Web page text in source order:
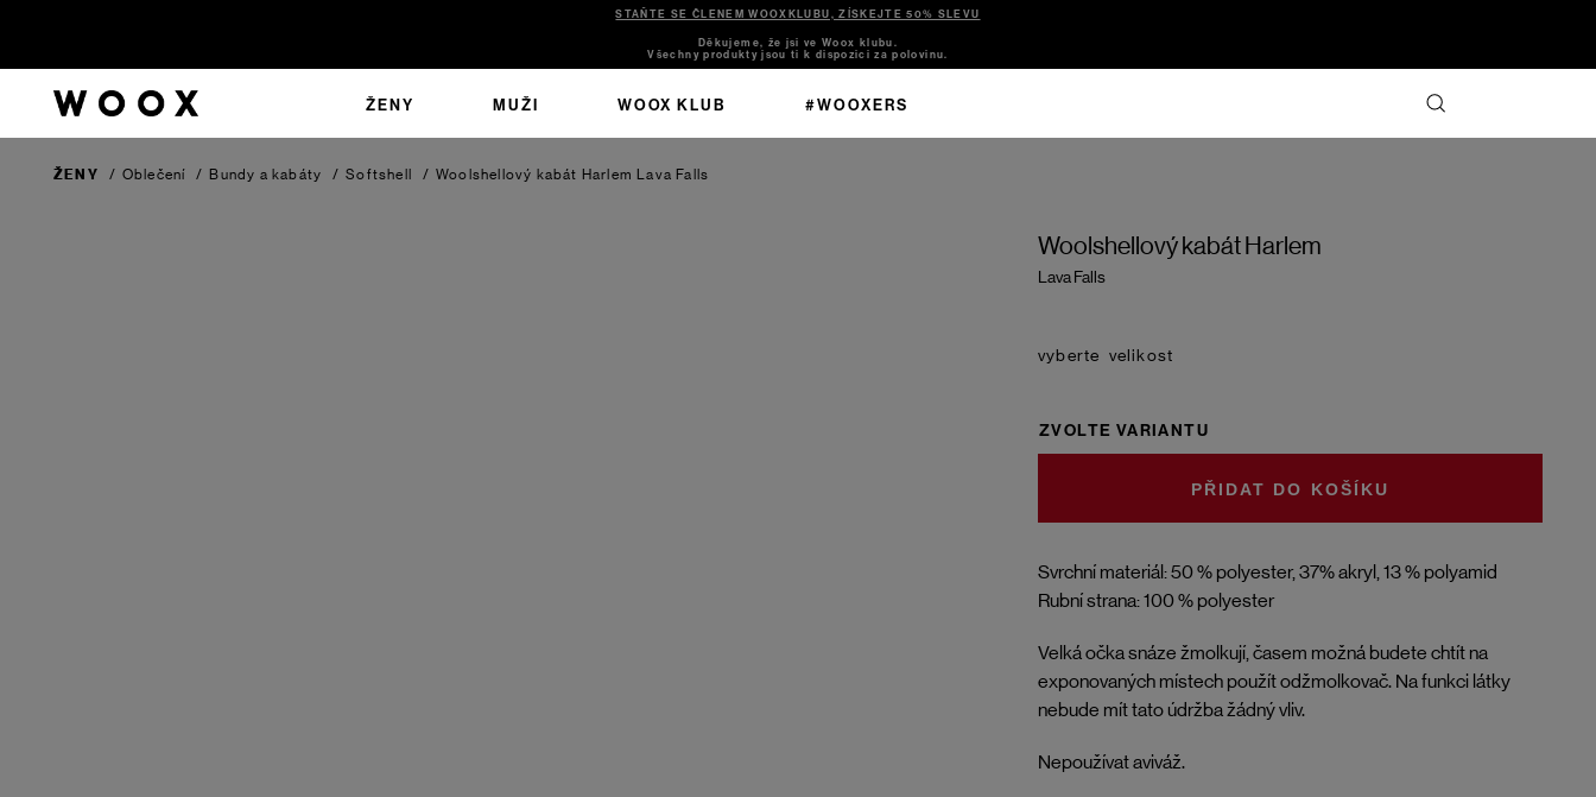
STAŇTE SE ČLENEM WOOXKLUBU, ZÍSKEJTE 50% SLEVU
Děkujeme, že jsi ve Woox klubu.
Všechny produkty jsou ti k dispozici za polovinu.
ŽENY MUŽI WOOX KLUB #WOOXERS
ŽENY / Oblečení / Bundy a kabáty / Softshell / Woolshellový kabát Harlem Lava Falls
Woolshellový kabát Harlem
Lava Falls
Svrchní materiál: 50 % polyester, 37% akryl, 13 % polyamid
Rubní strana: 100 % polyester
Velká očka snáze žmolkují, časem možná budete chtít na
exponovaných místech použít odžmolkovač. Na funkci látky
nebude mít tato údržba žádný vliv.
Nepoužívat aviváž.
velikost
ZVOLTE VARIANTU
DO KOŠÍKU